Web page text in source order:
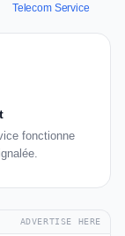
Telecom Service
fonctionne
ADVERTISE HERE